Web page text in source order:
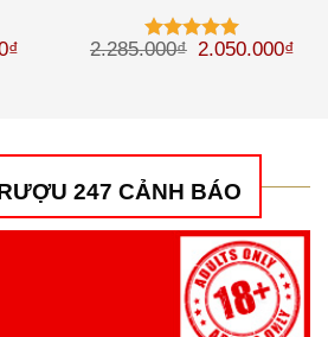
là: 464.000₫.
₫ Giá hiện tại là: 420.000₫.
Được xếp
2.285.000₫ Giá gốc là:
2.050.000₫
247 CẢNH BÁO